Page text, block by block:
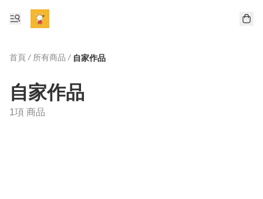
首頁 / 所有商品 / 自家作品
自家作品
1項 商品